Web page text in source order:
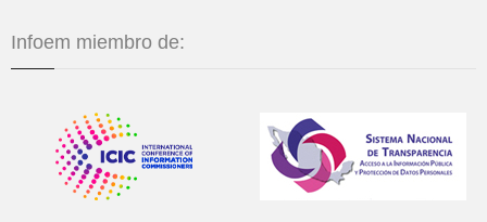
Infoem miembro de: